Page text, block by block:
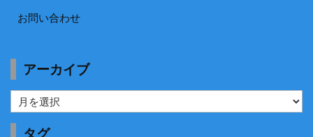
お問い合わせ
アーカイブ
ー
カ タグ